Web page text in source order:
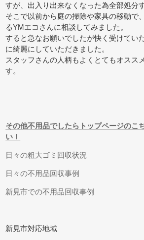
すが、出入り出来なくなった為全部処分
そこで以前から庭の掃除や家具の移動で
るYMエコさんに相談してみました。
すると急なお願いでしたが快く受けてい
に綺麗にしていただきました。
スタッフさんの人柄もよくとてもオスス
す。
その他不用品でしたらトップページのこ
い！
日々の粗大ゴミ回収状況
日々の不用品回収事例
新見市での不用品回収事例
新見市対応地域